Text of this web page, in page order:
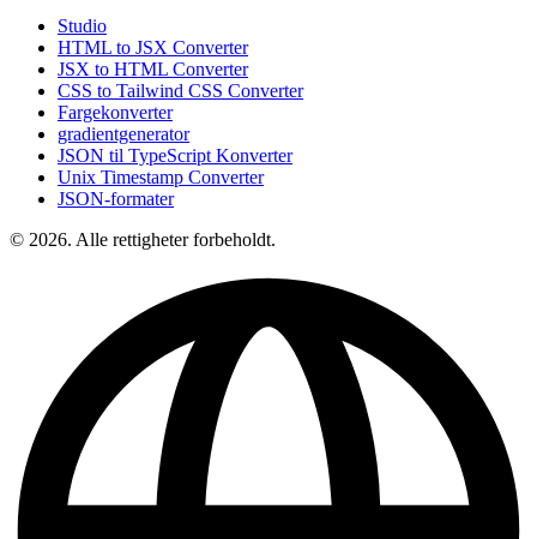
Studio
HTML to JSX Converter
JSX to HTML Converter
CSS to Tailwind CSS Converter
Fargekonverter
gradientgenerator
JSON til TypeScript Konverter
Unix Timestamp Converter
JSON-formater
© 2026. Alle rettigheter forbeholdt.